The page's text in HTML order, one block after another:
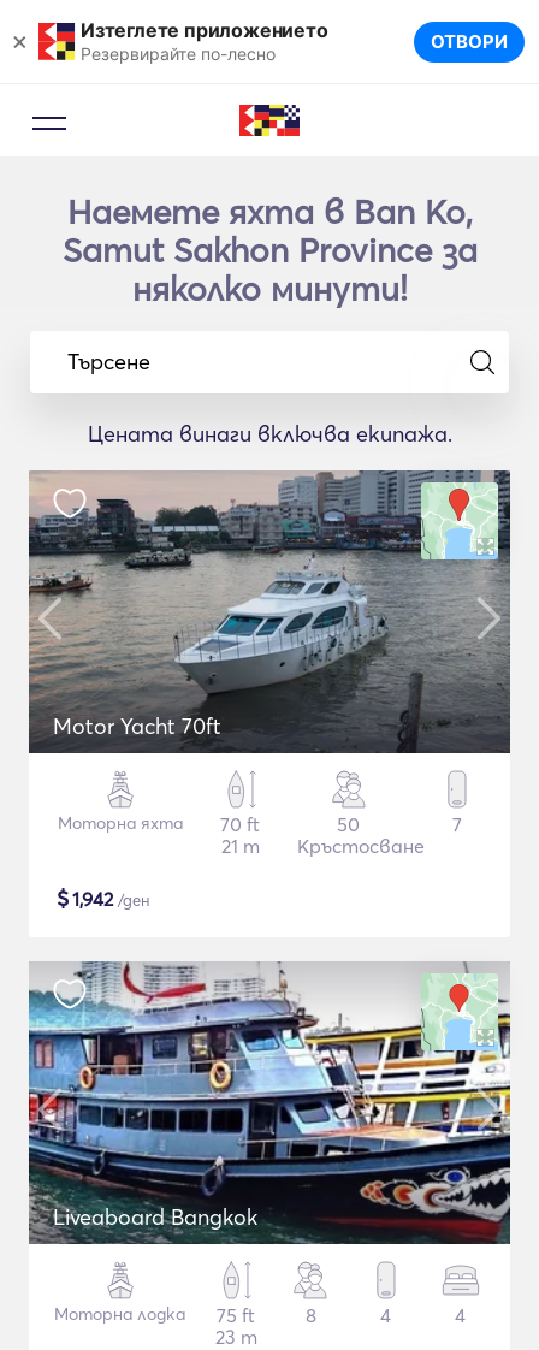
× Изтеглете приложението
Резервирайте по-лесно ОТВОРИ
Наемете яхта в Ban Ko,
Samut Sakhon Province за
няколко минути!
Търсене
Цената винаги включва екипажа.
Motor Yacht 70ft
Моторна яхта
70 ft
21 m
50
Кръстосване
7
$1,942/ден
Liveaboard Bangkok
Моторна лодка
75 ft
23 m
8 4 4